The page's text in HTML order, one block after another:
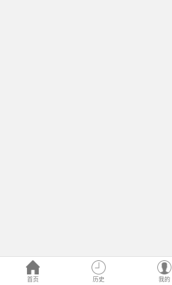
首页 历史 我的